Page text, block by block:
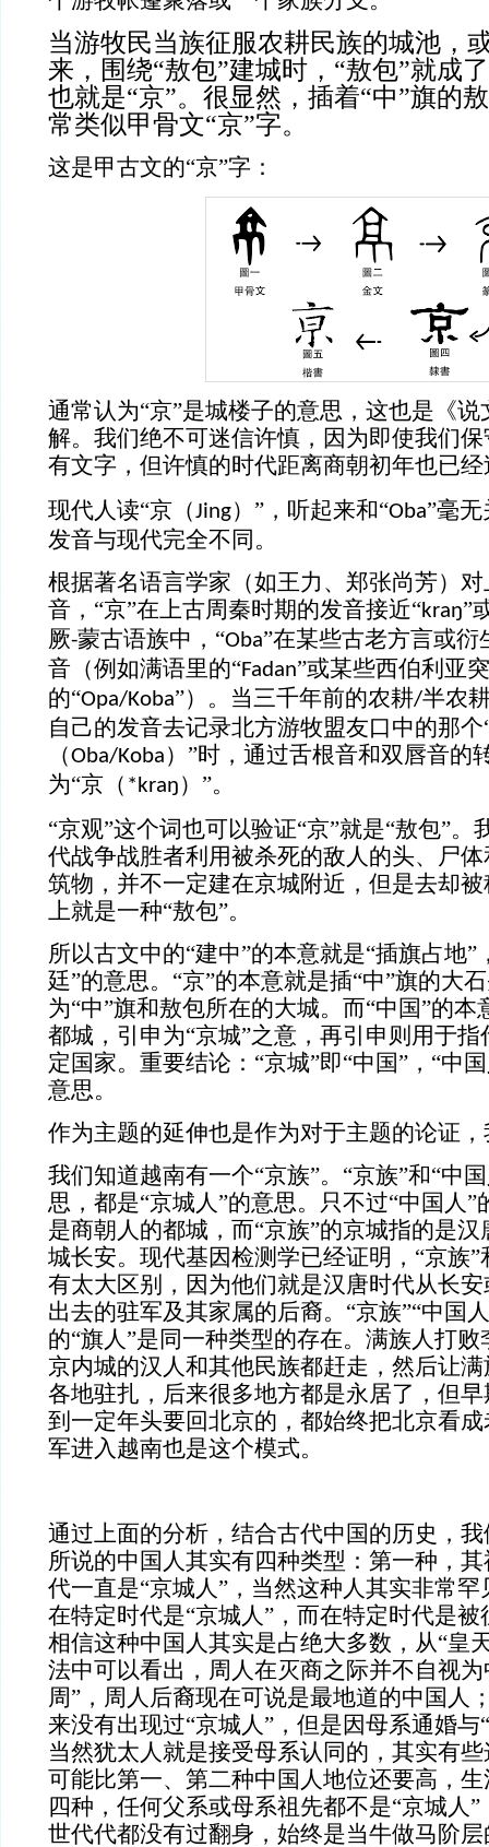
当游牧民当族征服农耕民族的城池 ，
来，围绕“敖包”建城时， “敖包”就成
也就是“京”。很显然，插着“中”旗的
常类似甲骨文“京”字。
这是甲古文的“京”字：
通常认为“京”是城楼子的意思，这也是《说
解。我们绝不可迷信许慎，因为即使我们
有文字，但许慎的时代距离商朝初年也已经
现代人读“京（Jing）”，听起来和“Oba”毫
发音与现代完全不同。
根据著名语言学家（如王力、郑张尚芳）
音， “京”在上古周秦时期的发音接近“kraŋ”
厥-蒙古语族中，“Oba”在某些古老方言或
音（例如满语里的“Fadan”或某些西伯利亚
的“Opa/Koba”）。当三千年前的农耕/半农
自己的发音去记录北方游牧盟友口中的那
（Oba/Koba ）”时，通过舌根音和双唇音的
为“京（ *kraŋ ）”。
“京观”这个词也可以验证“京”就是“敖包”。
代战争战胜者利用被杀死的敌人的头、尸体
筑物 ，并不一定建在京城附近，但是去却
上就是一种“敖包”。
所以古文中的“建中”的本意就是“插旗占地”
廷”的意思。 “京”的本意就是插“中”旗的大
为“中”旗和敖包所在的大城。 而“中国”的本
都城，引申为“京城”之意，再引申则用于
定国家。重要结论： “京城”即“中国”，“中
意思。
作为主题的延伸也是作为对于主题的论证
我们知道越南有一个“京族”。“京族”和“中
思，都是“京城人”的意思。只不过“中国人
是商朝人的都城，而“京族”的京城指的是
城长安。现代基因检测学已经证明，“京族
有太大区别，因为他们就是汉唐时代从长
出去的驻军及其家属的后裔。“京族”“中国
的“旗人”是同一种类型的存在。满族人打
京内城的汉人和其他民族都赶走，然后让
各地驻扎，后来很多地方都是永居了，但
到一定年头要回北京的，都始终把北京看
军进入越南也是这个模式。
通过上面的分析，结合古代中国的历史，
所说的中国人其实有四种类型：第一种，
代一直是“京城人”，当然这种人其实非常
在特定时代是“京城人”，而在特定时代是
相信这种中国人其实是占绝大多数，从“皇
法中可以看出，周人在灭商之际并不自视
周”，周人后裔现在可说是最地道的中国人
来没有出现过“京城人”，但是因母系通婚与
当然犹太人就是接受母系认同的，其实有
可能比第一、第二种中国人地位还要高，
四种，任何父系或母系祖先都不是“京城人
世代代都没有过翻身，始终是当牛做马阶